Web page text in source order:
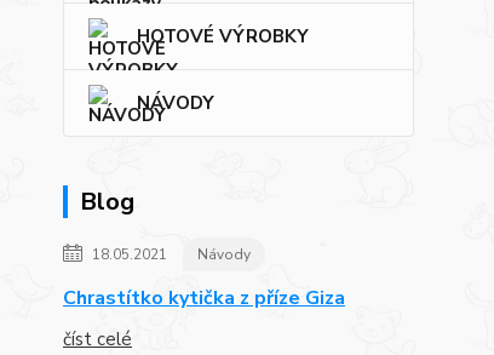
HOTOVÉ VÝROBKY
NÁVODY
Blog
18.05.2021 Návody
Chrastítko kytička z příze Giza
číst celé